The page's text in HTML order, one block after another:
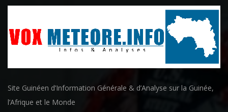
Site Guinéen d’Information Générale & d’Analyse sur la Guinée,
l’Afrique et le Monde